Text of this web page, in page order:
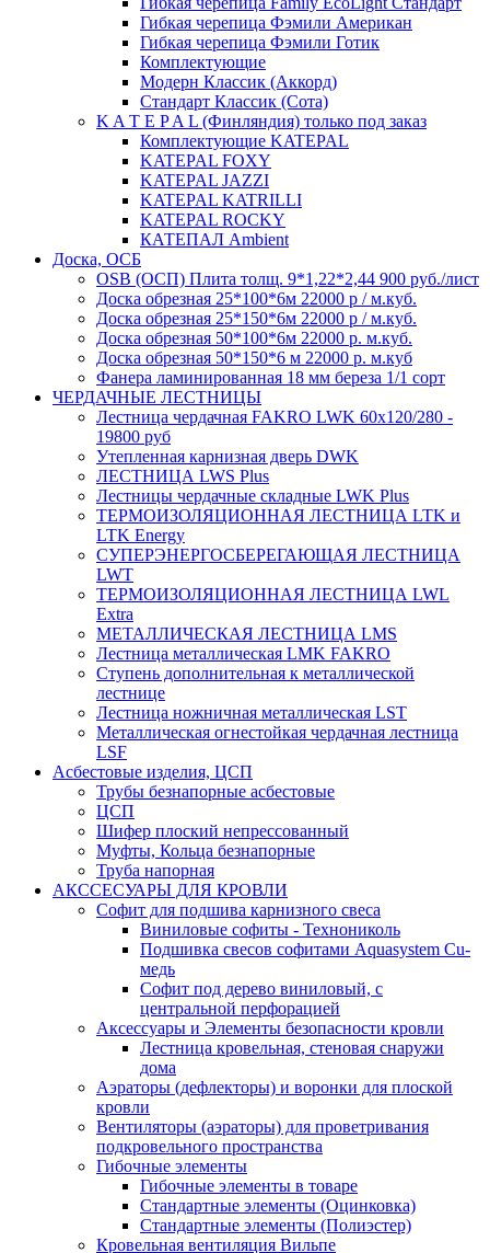
Гибкая черепица Фэмили Американ
Гибкая черепица Фэмили Готик
Комплектующие
Модерн Классик (Аккорд)
Стандарт Классик (Сота)
K A T E P A L (Финляндия) только под заказ
Комплектующие KATEPAL
KATEPAL FOXY
KATEPAL JAZZI
KATEPAL KATRILLI
KATEPAL ROCKY
КАТЕПАЛ Ambient
Доска, ОСБ
OSB (ОСП) Плита толщ. 9*1,22*2,44 900 руб./лист
Доска обрезная 25*100*6м 22000 р / м.куб.
Доска обрезная 25*150*6м 22000 р / м.куб.
Доска обрезная 50*100*6м 22000 р. м.куб.
Доска обрезная 50*150*6 м 22000 р. м.куб
Фанера ламинированная 18 мм береза 1/1 сорт
ЧЕРДАЧНЫЕ ЛЕСТНИЦЫ
Лестница чердачная FAKRO LWK 60х120/280 -
19800 руб
Утепленная карнизная дверь DWK
ЛЕСТНИЦА LWS Plus
Лестницы чердачные складные LWK Plus
ТЕРМОИЗОЛЯЦИОННАЯ ЛЕСТНИЦА LTK и
LTK Energy
СУПЕРЭНЕРГОСБЕРЕГАЮЩАЯ ЛЕСТНИЦА
LWT
ТЕРМОИЗОЛЯЦИОННАЯ ЛЕСТНИЦА LWL
Extra
МЕТАЛЛИЧЕСКАЯ ЛЕСТНИЦА LMS
Лестница металлическая LMK FAKRO
Ступень дополнительная к металлической
лестнице
Лестница ножничная металлическая LST
Металлическая огнестойкая чердачная лестница
LSF
Асбестовые изделия, ЦСП
Трубы безнапорные асбестовые
ЦСП
Шифер плоский непрессованный
Муфты, Кольца безнапорные
Труба напорная
АКССЕСУАРЫ ДЛЯ КРОВЛИ
Софит для подшива карнизного свеса
Виниловые софиты - Технониколь
Подшивка свесов софитами Aquasystem Cu-
медь
Софит под дерево виниловый, с
центральной перфорацией
Аксессуары и Элементы безопасности кровли
Лестница кровельная, стеновая снаружи
дома
Аэраторы (дефлекторы) и воронки для плоской
кровли
Вентиляторы (аэраторы) для проветривания
подкровельного пространства
Гибочные элементы
Гибочные элементы в товаре
Стандартные элементы (Оцинковка)
Стандартные элементы (Полиэстер)
Кровельная вентиляция Вильпе